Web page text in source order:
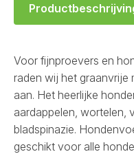
Voor fijnproevers en
raden wij het graanvrije
aan. Het heerlijke
aardappelen, wortelen,
bladspinazie.
geschikt voor alle